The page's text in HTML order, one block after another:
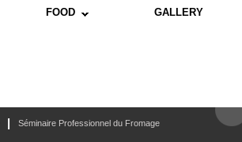
FOOD GALLERY
| Séminaire Professionnel du Fromage